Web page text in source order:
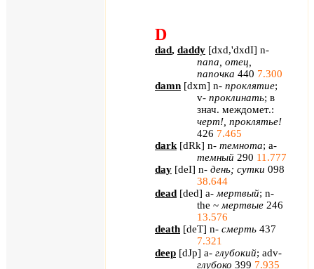
D
dad, daddy [dxd,'dxdI] n-
папа, отец,
папочка 440 7.300
damn [dxm] n- проклятие;
v- проклинать; в
знач. междомет.:
черт!, проклятье!
426 7.465
dark [dRk] n- темнота; a-
темный 290 11.777
day [deI] n- день; сутки 098
38.644
dead [ded] a- мертвый; n-
the ~ мертвые 246
13.576
death [deT] n- смерть 437
7.321
deep [dJp] a- глубокий; adv-
глубоко 399 7.935